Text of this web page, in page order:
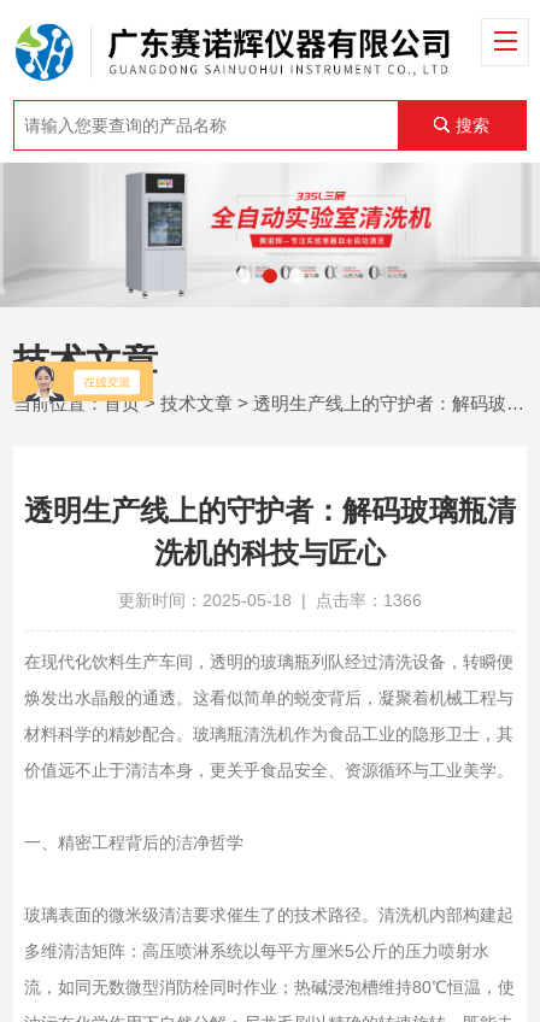
搜索
技术文章
当前位置：首页>技术文章 > 透明生产线上的守护者：解码玻璃瓶清洗机的科技与匠心
透明生产线上的守护者：解码玻璃瓶清
洗机的科技与匠心
更新时间：2025-05-18 | 点击率：1366
在现代化饮料生产车间，透明的玻璃瓶列队经过清洗设备，转瞬便
焕发出水晶般的通透。这看似简单的蜕变背后，凝聚着机械工程与
材料科学的精妙配合。玻璃瓶清洗机作为食品工业的隐形卫士，其
价值远不止于清洁本身，更关乎食品安全、资源循环与工业美学。
一、精密工程背后的洁净哲学
玻璃表面的微米级清洁要求催生了的技术路径。清洗机内部构建起
多维清洁矩阵：高压喷淋系统以每平方厘米5公斤的压力喷射水
流，如同无数微型消防栓同时作业；热碱浸泡槽维持80℃恒温，使